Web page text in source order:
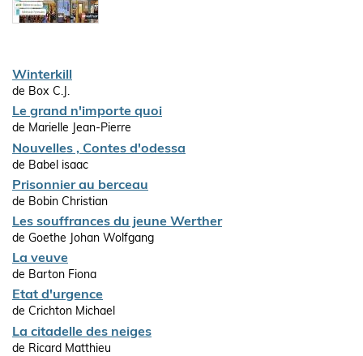
Winterkill
de Box C.J.
Le grand n'importe quoi
de Marielle Jean-Pierre
Nouvelles , Contes d'odessa
de Babel isaac
Prisonnier au berceau
de Bobin Christian
Les souffrances du jeune Werther
de Goethe Johan Wolfgang
La veuve
de Barton Fiona
Etat d'urgence
de Crichton Michael
La citadelle des neiges
de Ricard Matthieu